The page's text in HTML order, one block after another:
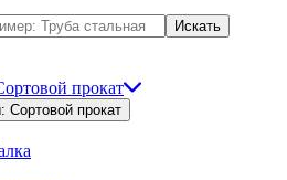
Искать
прокат
Сортовой прокат